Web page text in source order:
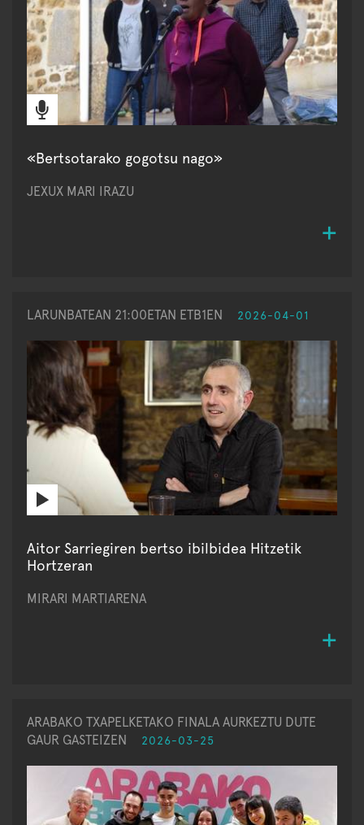
«Bertsotarako gogotsu nago»
JEXUX MARI IRAZU
LARUNBATEAN 21:00ETAN ETB1EN 2026-04-01
Aitor Sarriegiren bertso ibilbidea Hitzetik
Hortzeran
MIRARI MARTIARENA
ARABAKO TXAPELKETAKO FINALA AURKEZTU DUTE
GAUR GASTEIZEN
2026-03-25